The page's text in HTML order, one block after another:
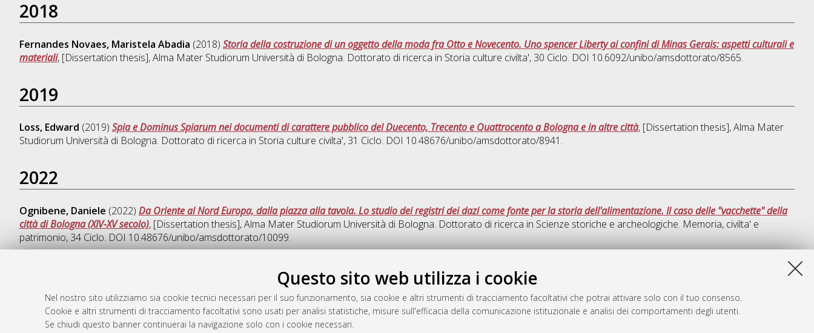
Questo sito web utilizza i cookie
Nel nostro sito utilizziamo sia cookie tecnici necessari per il suo funzionamento, sia cookie e altri strumenti di tracciamento facoltativi che potrai attivare solo con il tuo consenso.
Cookie e altri strumenti di tracciamento facoltativi sono usati per analisi statistiche, misure sull'efficacia della comunicazione istituzionale e analisi dei comportamenti degli utenti.
Se chiudi questo banner continuerai la navigazione solo con i cookie necessari.
2018
Fernandes Novaes, Maristela Abadia (2018) Storia della costruzione di un oggetto della moda fra Otto e Novecento. Uno spencer Liberty ai confini di Minas Gerais: aspetti culturali e
materiali, [Dissertation thesis], Alma Mater Studiorum Università di Bologna. Dottorato di ricerca in Storia culture civilta', 30 Ciclo. DOI 10.6092/unibo/amsdottorato/8565.
2019
Loss, Edward (2019) Spia e Dominus Spiarum nei documenti di carattere pubblico del Duecento, Trecento e Quattrocento a Bologna e in altre città, [Dissertation thesis], Alma Mater
Studiorum Università di Bologna. Dottorato di ricerca in Storia culture civilta', 31 Ciclo. DOI 10.48676/unibo/amsdottorato/8941.
2022
Ognibene, Daniele (2022) Da Oriente al Nord Europa, dalla piazza alla tavola. Lo studio dei registri dei dazi come fonte per la storia dell'alimentazione. Il caso delle "vacchette" della
città di Bologna (XIV-XV secolo), [Dissertation thesis], Alma Mater Studiorum Università di Bologna. Dottorato di ricerca in Scienze storiche e archeologiche. Memoria, civilta' e
patrimonio, 34 Ciclo. DOI 10.48676/unibo/amsdottorato/10099.
Questa lista e' stata generata il Wed Aug 5 20:48:33 2026 CEST.
Atom
Rss 1.0
AMS Dottorato
ISSN: 2038-7946
Servizio implementato e gestito da